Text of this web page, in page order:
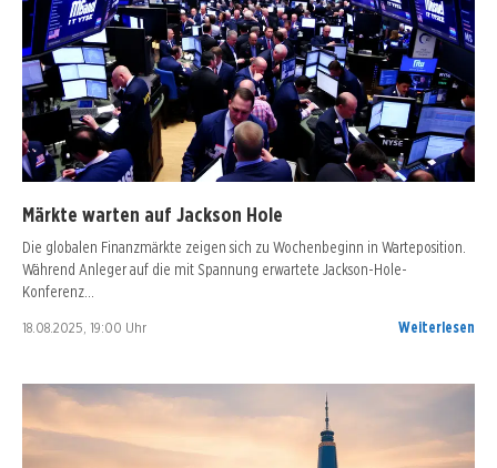
Märkte warten auf Jackson Hole
Die globalen Finanzmärkte zeigen sich zu Wochenbeginn in Warteposition.
Während Anleger auf die mit Spannung erwartete Jackson-Hole-
Konferenz…
18.08.2025, 19:00 Uhr Weiterlesen